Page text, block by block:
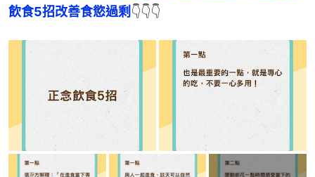
飲食5招改善食慾過剩 👇👇👇